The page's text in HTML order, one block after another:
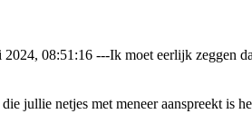
08:51:16 ---Ik moet eerlijk zeggen
jullie netjes met meneer aanspreekt is